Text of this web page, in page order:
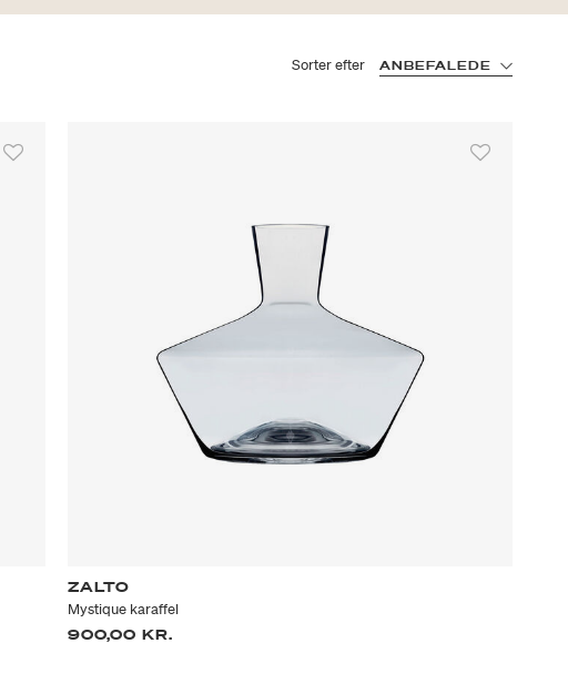
Sorter efter ANBEFALEDE
ZALTO
Mystique karaffel
900,00 KR.